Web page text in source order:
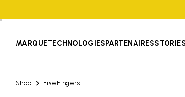
MARQUETECHNOLOGIESPARTENAIRESSTORIES
Shop FiveFingers